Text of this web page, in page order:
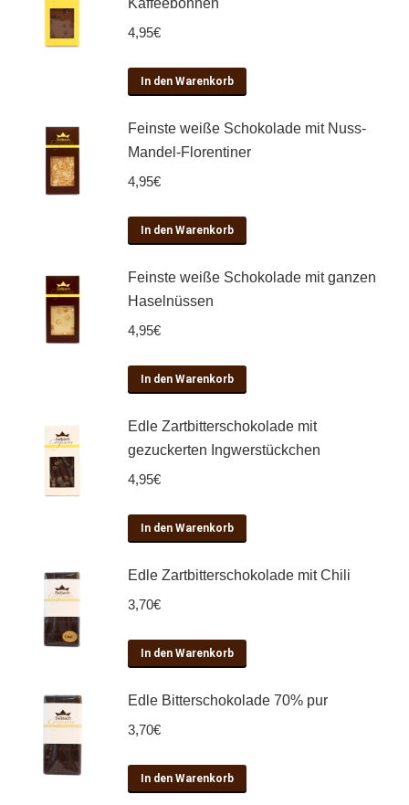
4,95€
In den Warenkorb
Feinste weiße Schokolade mit Nuss-
Mandel-Florentiner
4,95€
In den Warenkorb
Feinste weiße Schokolade mit ganzen
Haselnüssen
4,95€
In den Warenkorb
Edle Zartbitterschokolade mit
gezuckerten Ingwerstückchen
4,95€
In den Warenkorb
Edle Zartbitterschokolade mit Chili
3,70€
In den Warenkorb
Edle Bitterschokolade 70% pur
3,70€
In den Warenkorb